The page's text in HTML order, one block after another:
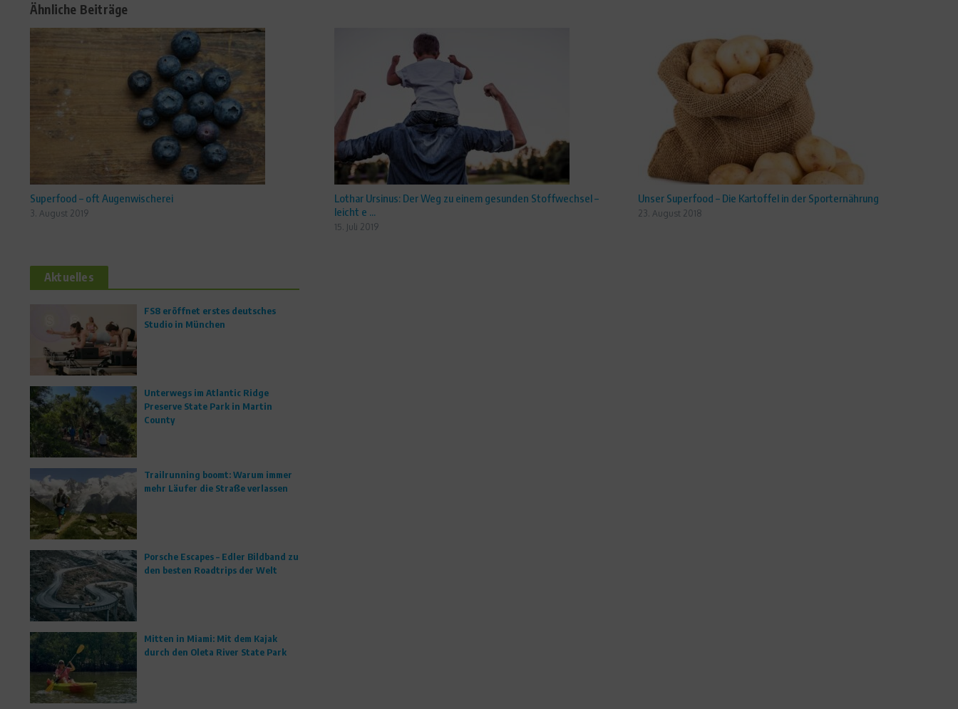
Ähnliche Beiträge
Superfood – oft Augenwischerei
3. August 2019
Lothar Ursinus: Der Weg zu einem gesunden Stoffwechsel –
leicht e ...
15. Juli 2019
Unser Superfood – Die Kartoffel in der Sporternährung
23. August 2018
Aktuelles
FS8 eröffnet erstes deutsches
Studio in München
Unterwegs im Atlantic Ridge
Preserve State Park in Martin
County
Trailrunning boomt: Warum immer
mehr Läufer die Straße verlassen
Porsche Escapes – Edler Bildband zu
den besten Roadtrips der Welt
Mitten in Miami: Mit dem Kajak
durch den Oleta River State Park